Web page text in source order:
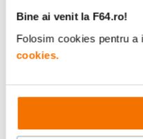
Bine ai venit la F64.ro!
Folosim cookies pentru
cookies.
Program de lucru
09:00 - 21:00
Showroom
Bd-ul Unirii 64,